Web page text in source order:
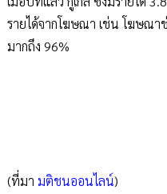
รายได้จากโฆษณา เช่น โฆษณา
มากถึง 96%
(ที่มา มติชนออนไลน์)